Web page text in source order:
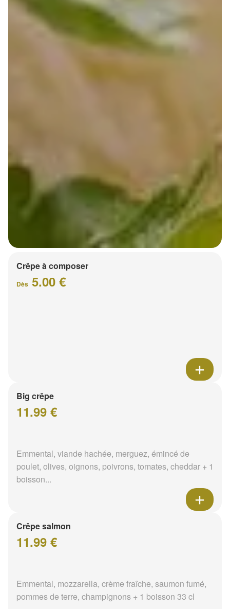
Crêpe à composer
Dès 5.00 €
Big crêpe
11.99 €
Emmental, viande hachée, merguez, émincé de
poulet, olives, oignons, poivrons, tomates, cheddar + 1
boisson...
Crêpe salmon
11.99 €
Emmental, mozzarella, crème fraîche, saumon fumé,
pommes de terre, champignons + 1 boisson 33 cl